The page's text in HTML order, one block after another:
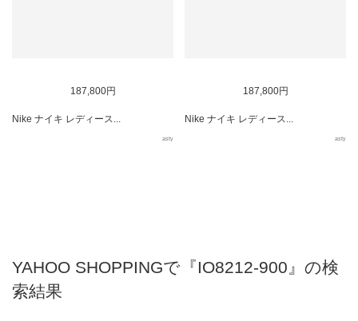
187,800円
Nike ナイキ レディース...
asty
187,800円
Nike ナイキ レディース...
asty
YAHOO SHOPPINGで『IO8212-900』の検
索結果